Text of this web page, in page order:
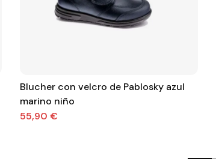
Blucher con velcro de Pablosky azul
marino niño
55,90 €